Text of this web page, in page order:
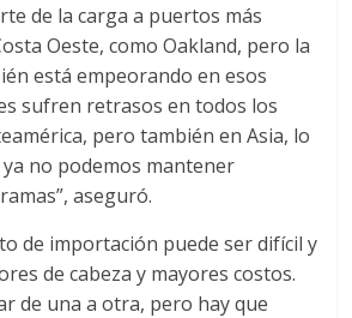
de la carga a puertos más
Oeste, como Oakland, pero la
está empeorando en esos
sufren retrasos en todos los
pero también en Asia, lo
no podemos mantener
aseguró.
de importación puede ser difícil y
de cabeza y mayores costos.
de una a otra, pero hay que